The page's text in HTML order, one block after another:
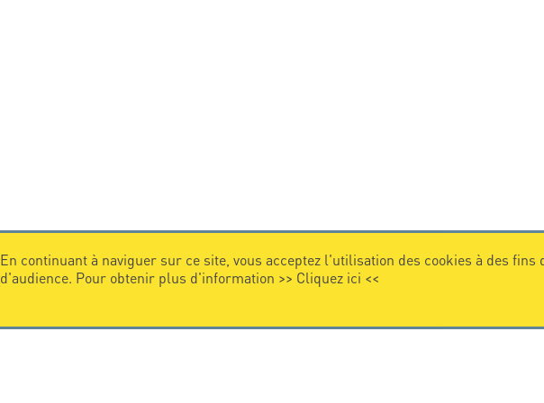
En continuant à naviguer sur ce site, vous acceptez l'utilisation des cookies à des fins
d'audience. Pour obtenir plus d'information >> Cliquez ici <<